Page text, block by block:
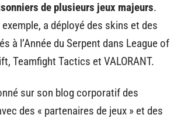
de plusieurs jeux majeurs.
a déployé des skins et des
à l’Année du Serpent dans League of
Teamfight Tactics et VALORANT.
sur son blog corporatif des
des « partenaires de jeux » et des